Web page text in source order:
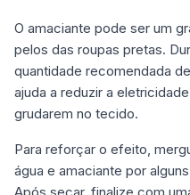
O amaciante pode ser um
pelos das roupas pretas.
quantidade recomendada
ajuda a reduzir a
grudarem no tecido.
Para reforçar o efeito,
água e amaciante por